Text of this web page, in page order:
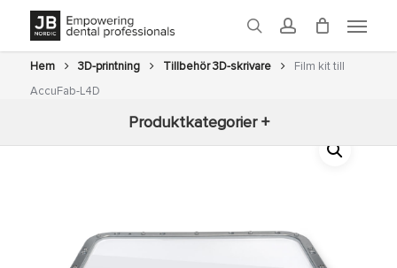
main
content
search account
Menu
Produktkategorier +
Hem 3D-printning Tillbehör 3D-skrivare
Film kit till
AccuFab-L4D
Fräsning